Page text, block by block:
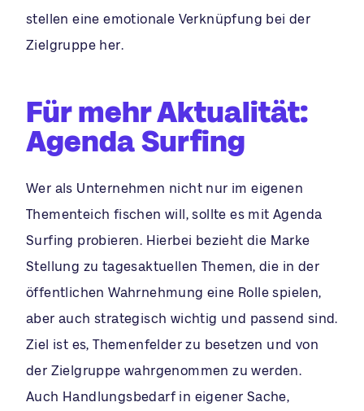
stellen eine emotionale Verknüpfung bei der
Zielgruppe her.
Für mehr Aktualität:
Agenda Surfing
Wer als Unternehmen nicht nur im eigenen
Thementeich fischen will, sollte es mit Agenda
Surfing probieren. Hierbei bezieht die Marke
Stellung zu tagesaktuellen Themen, die in der
öffentlichen Wahrnehmung eine Rolle spielen,
aber auch strategisch wichtig und passend sind.
Ziel ist es, Themenfelder zu besetzen und von
der Zielgruppe wahrgenommen zu werden.
Auch Handlungsbedarf in eigener Sache,